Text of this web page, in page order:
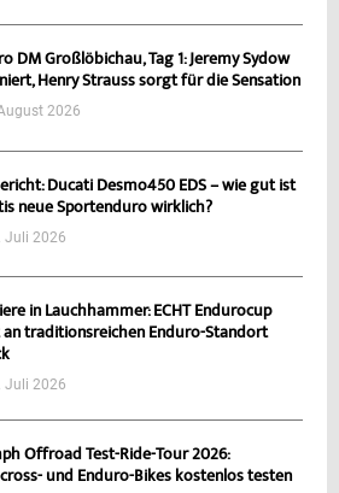
DM Großlöbichau, Tag 1: Jeremy Sydow
Henry Strauss sorgt für die Sensation
2026
Ducati Desmo450 EDS – wie gut ist
neue Sportenduro wirklich?
Juli 2026
in Lauchhammer: ECHT Endurocup
traditionsreichen Enduro-Standort
Juli 2026
Offroad Test-Ride-Tour 2026:
und Enduro-Bikes kostenlos testen